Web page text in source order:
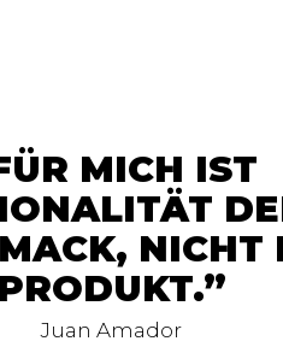
MICH IST
NICHT
PRODUKT.
Juan Amador